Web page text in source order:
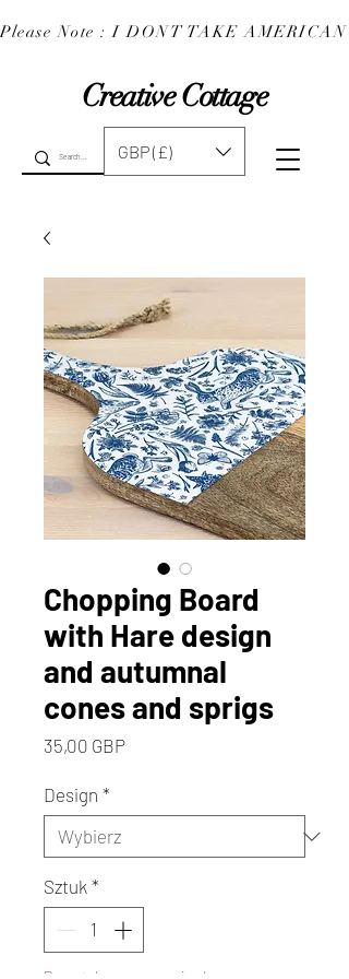
Creative Cottage
Please Note : I DONT TAKE
GBP (£)
Chopping Board
with Hare design
and autumnal
cones and sprigs
35,00 GBPCena
Design *
Sztuk *